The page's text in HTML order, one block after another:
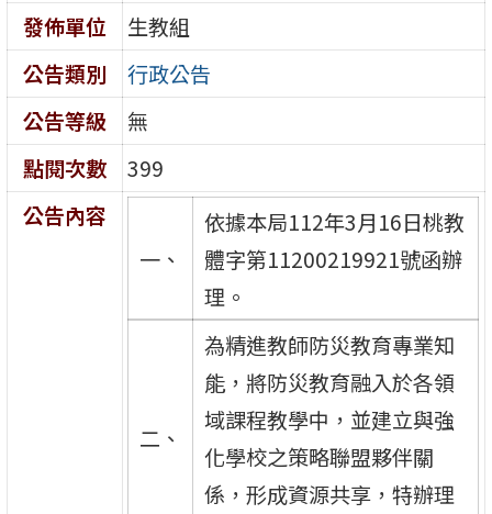
發佈單位
生教組
公告類別
行政公告
公告等級
無
點閱次數
399
公告內容
一、
依據本局112年3月16日桃教
體字第11200219921號函辦
理。
二、
為精進教師防災教育專業知
能，將防災教育融入於各領
域課程教學中，並建立與強
化學校之策略聯盟夥伴關
係，形成資源共享，特辦理